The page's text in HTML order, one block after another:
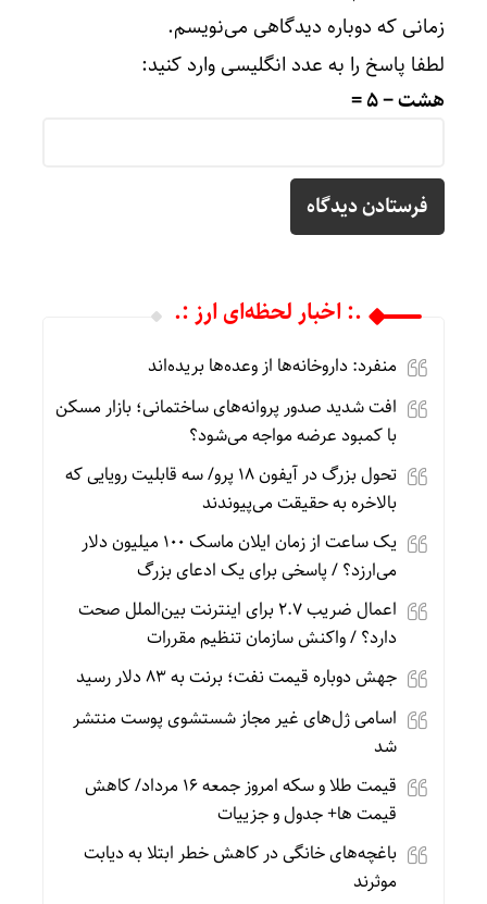
زمانی که دوباره دیدگاهی می‌نویسم.
لطفا پاسخ را به عدد انگلیسی وارد کنید:
هشت − 5 =
.: اخبار لحظه‌ای ارز :.
منفرد: داروخانه‌ها از وعده‌ها بریده‌اند
افت شدید صدور پروانه‌های ساختمانی؛ بازار مسکن
با کمبود عرضه مواجه می‌شود؟
تحول بزرگ در آیفون ۱۸ پرو/ سه قابلیت رویایی که
بالاخره به حقیقت می‌پیوندند
یک ساعت از زمان ایلان ماسک ۱۰۰ میلیون دلار
می‌ارزد؟ / پاسخی برای یک ادعای بزرگ
اعمال ضریب ۲.۷ برای اینترنت بین‌الملل صحت
دارد؟ / واکنش سازمان تنظیم مقررات
جهش دوباره قیمت نفت؛ برنت به ۸۳ دلار رسید
اسامی ژل‌های غیر مجاز شستشوی پوست منتشر
شد
قیمت طلا و سکه امروز جمعه ۱۶ مرداد/ کاهش
قیمت ها+ جدول و جزییات
باغچه‌های خانگی در کاهش خطر ابتلا به دیابت
موثرند